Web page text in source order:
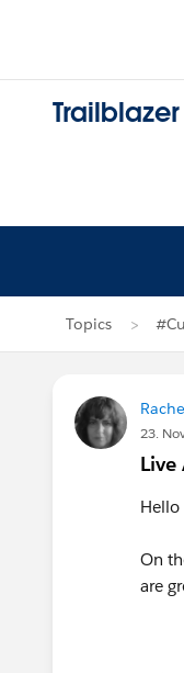
Topics
23.
Live
Hello
On
are